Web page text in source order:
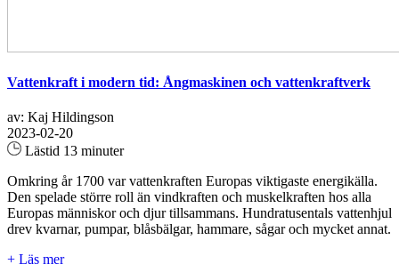
Vattenkraft i modern tid: Ångmaskinen och vattenkraftverk
av: Kaj Hildingson
2023-02-20
Lästid 13 minuter
Omkring år 1700 var vattenkraften Europas viktigaste energikälla.
Den spelade större roll än vindkraften och muskelkraften hos alla
Europas människor och djur tillsammans. Hundratusentals vattenhjul
drev kvarnar, pumpar, blåsbälgar, hammare, sågar och mycket annat.
+ Läs mer